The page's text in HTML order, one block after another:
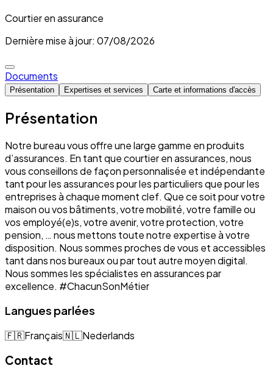
Courtier en assurance
Dernière mise à jour: 07/08/2026
Documents
Présentation Expertises et services Carte et informations d'accès
Présentation
Notre bureau vous offre une large gamme en produits
d’assurances. En tant que courtier en assurances, nous
vous conseillons de façon personnalisée et indépendante
tant pour les assurances pour les particuliers que pour les
entreprises à chaque moment clef. Que ce soit pour votre
maison ou vos bâtiments, votre mobilité, votre famille ou
vos employé(e)s, votre avenir, votre protection, votre
pension, … nous mettons toute notre expertise à votre
disposition. Nous sommes proches de vous et accessibles
tant dans nos bureaux ou par tout autre moyen digital.
Nous sommes les spécialistes en assurances par
excellence. #ChacunSonMétier
Langues parlées
🇫🇷Français🇳🇱Nederlands
Contact